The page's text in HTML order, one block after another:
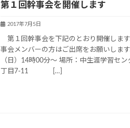
第１回幹事会を開催します
2017年7月5日
第１回幹事会を下記のとおり開催しま
事会メンバーの方はご出席をお願いしま
（日）14時00分～ 場所：中生涯学習
丁目7-11 […]